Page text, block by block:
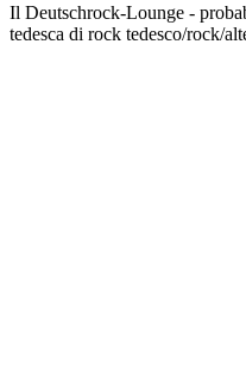
Il Deutschrock-Lounge -
tedesca di rock tedesco/rock/